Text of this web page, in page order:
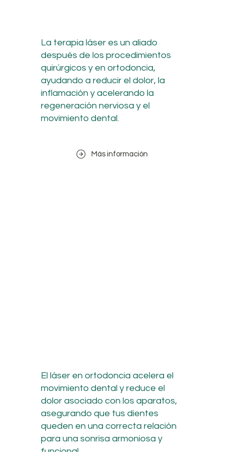
La terapia láser es un aliado
después de los procedimientos
quirúrgicos y en ortodoncia,
ayudando a reducir el dolor, la
inflamación y acelerando la
regeneración nerviosa y el
movimiento dental.
Más información
El láser en ortodoncia acelera el
movimiento dental y reduce el
dolor asociado con los aparatos,
asegurando que tus dientes
queden en una correcta relación
para una sonrisa armoniosa y